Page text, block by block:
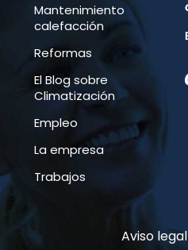
Mantenimiento
calefacción
Reformas
El Blog sobre
Climatización
Empleo
La empresa
Trabajos
Aviso legal